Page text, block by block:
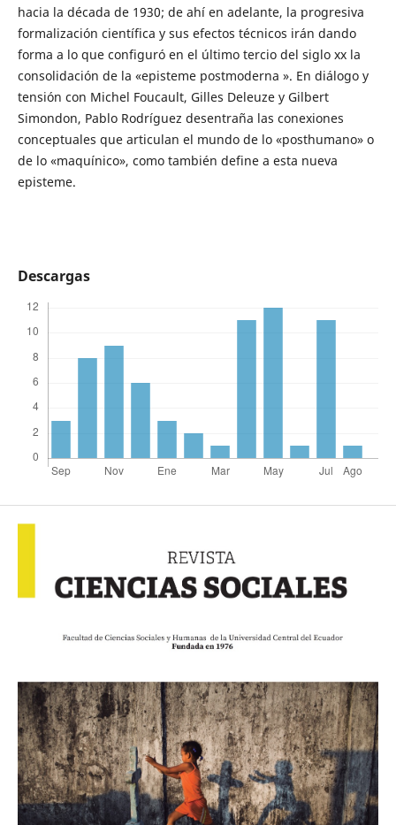
hacia la década de 1930; de ahí en adelante, la progresiva
formalización científica y sus efectos técnicos irán dando
forma a lo que configuró en el último tercio del siglo xx la
consolidación de la «episteme postmoderna ». En diálogo y
tensión con Michel Foucault, Gilles Deleuze y Gilbert
Simondon, Pablo Rodríguez desentraña las conexiones
conceptuales que articulan el mundo de lo «posthumano» o
de lo «maquínico», como también define a esta nueva
episteme.
Descargas